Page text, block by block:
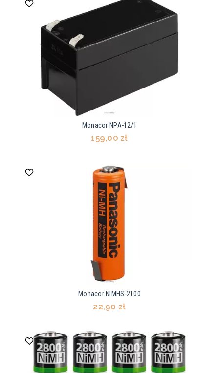
Monacor NPA-12/1
159,00 zł
Monacor NIMHS-2100
22,90 zł